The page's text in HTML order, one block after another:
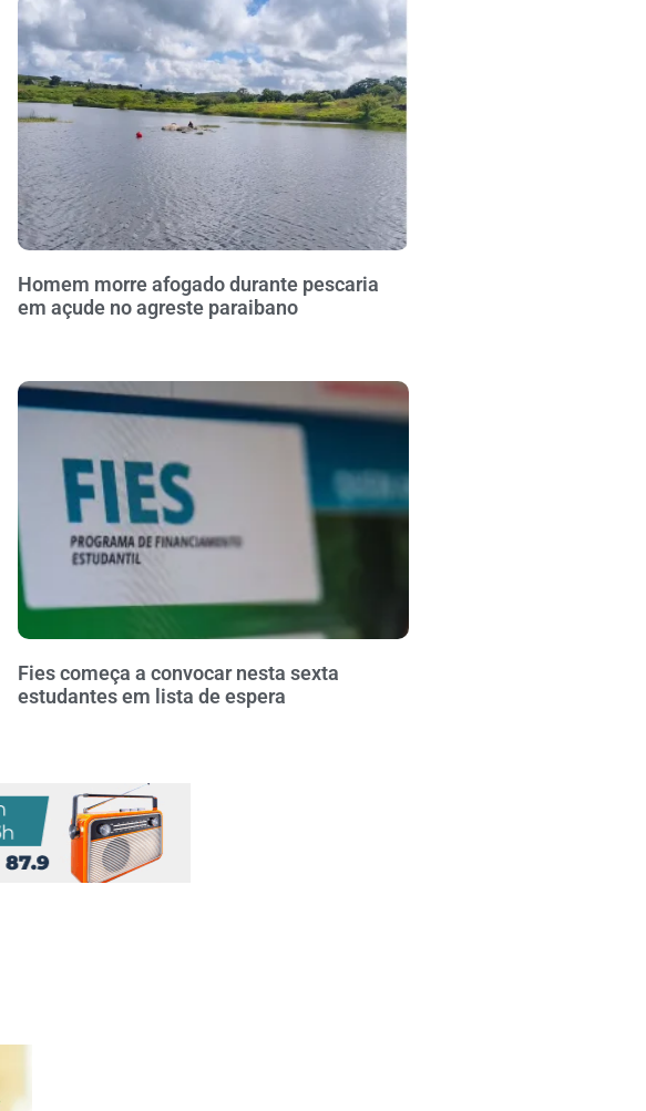
Homem morre afogado durante pescaria
em açude no agreste paraibano
Fies começa a convocar nesta sexta
estudantes em lista de espera